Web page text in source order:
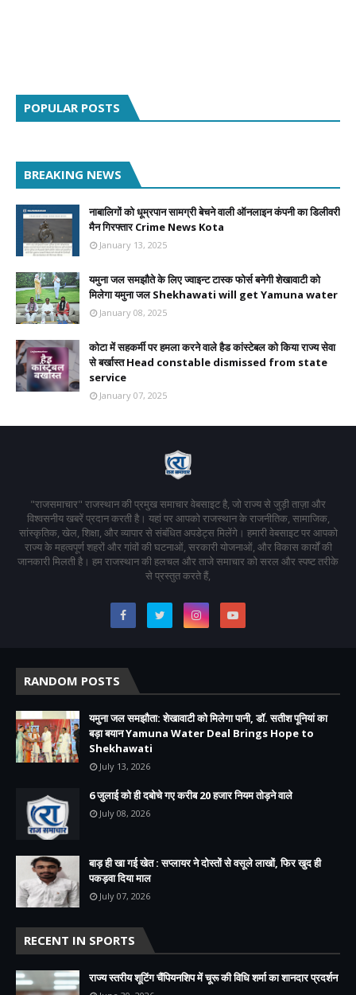
POPULAR POSTS
BREAKING NEWS
नाबालिगों को धूम्रपान सामग्री बेचने वाली ऑनलाइन कंपनी का डिलीवरी
मैन गिरफ्तार Crime News Kota
January 13, 2025
यमुना जल समझौते के लिए ज्वाइन्ट टास्क फोर्स बनेगी शेखावाटी को
मिलेगा यमुना जल Shekhawati will get Yamuna water
January 08, 2025
कोटा में सहकर्मी पर हमला करने वाले हैड कांस्टेबल को किया राज्य सेवा
से बर्खास्त Head constable dismissed from state
service
January 07, 2025
"राजसमाचार" राजस्थान की प्रमुख समाचार वेबसाइट है, जो राज्य से जुड़ी ताज़ा और
विश्वसनीय खबरें प्रदान करती है। यहां पर आपको राजस्थान के राजनीतिक, सामाजिक,
सांस्कृतिक, खेल, शिक्षा, और व्यापार से संबंधित अपडेट्स मिलेंगे। हमारी वेबसाइट पर आपको
राज्य के महत्वपूर्ण शहरों और गांवों की घटनाओं, सरकारी योजनाओं, और विकास कार्यों की
जानकारी मिलती है। हम राजस्थान की हलचल और ताजे समाचार को सरल और स्पष्ट तरीके
से प्रस्तुत करते हैं,
RANDOM POSTS
यमुना जल समझौता: शेखावाटी को मिलेगा पानी, डॉ. सतीश पूनियां का
बड़ा बयान Yamuna Water Deal Brings Hope to
Shekhawati
July 13, 2026
6 जुलाई को ही दबोचे गए करीब 20 हजार नियम तोड़ने वाले
July 08, 2026
बाड़ ही खा गई खेत : सप्लायर ने दोस्तों से वसूले लाखों, फिर खुद ही
पकड़वा दिया माल
July 07, 2026
RECENT IN SPORTS
राज्य स्तरीय शूटिंग चैंपियनशिप में चूरू की विधि शर्मा का शानदार प्रदर्शन